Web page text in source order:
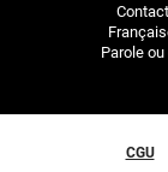
Parole
CGU